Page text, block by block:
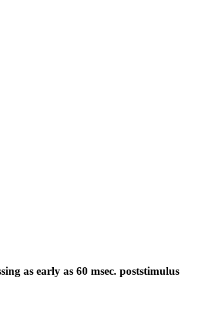
as early as 60 msec. poststimulus